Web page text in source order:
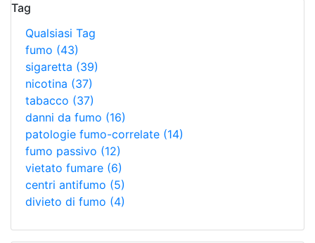
Tag
Qualsiasi Tag
fumo (43)
sigaretta (39)
nicotina (37)
tabacco (37)
danni da fumo (16)
patologie fumo-correlate (14)
fumo passivo (12)
vietato fumare (6)
centri antifumo (5)
divieto di fumo (4)